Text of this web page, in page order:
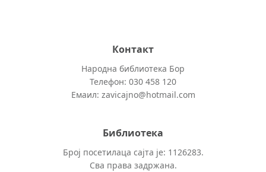
Контакт
Народна библиотека Бор
Телефон: 030 458 120
Емаил: zavicajno@hotmail.com
Библиотека
Број посетилаца сајта је: 1126283.
Сва права задржана.